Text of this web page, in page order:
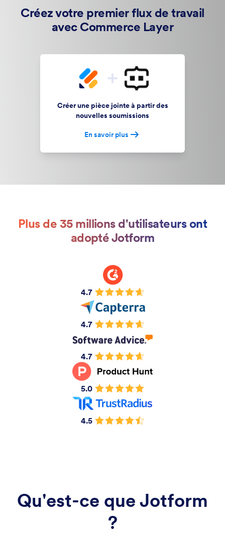
Créez votre premier flux de travail
avec Commerce Layer
Créer une pièce jointe à partir des
nouvelles soumissions
En savoir plus
Plus de 35 millions d'utilisateurs ont
adopté Jotform
4.7
4.7
4.7
5.0
4.5
Qu'est-ce que Jotform
?